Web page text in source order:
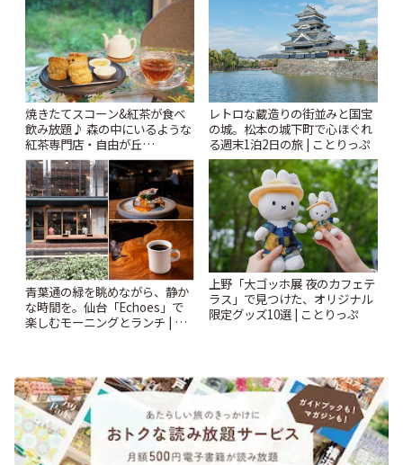
焼きたてスコーン&紅茶が食べ
飲み放題♪ 森の中にいるような
紅茶専門店・自由が丘
「YOTSUBA TEA」でのんびり
時間 | ことりっぷ
レトロな蔵造りの街並みと国宝
の城。松本の城下町で心ほぐれ
る週末1泊2日の旅 | ことりっぷ
青葉通の緑を眺めながら、静か
な時間を。仙台「Echoes」で
楽しむモーニングとランチ | こ
上野「大ゴッホ展 夜のカフェテ
ラス」で見つけた、オリジナル
限定グッズ10選 | ことりっぷ